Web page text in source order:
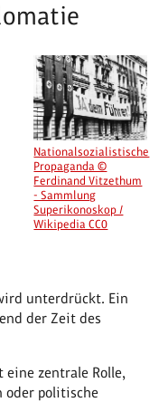
Nationalsozialistische
Propaganda ©
Ferdinand Vitzethum
- Sammlung
Superikonoskop /
Wikipedia CC0
unterdrückt. Ein
der Zeit des
eine zentrale Rolle,
oder politische